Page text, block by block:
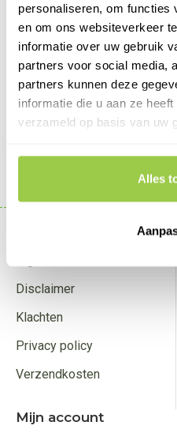
personaliseren, om functies
en om ons websiteverkeer
informatie over uw gebruik
partners voor social media,
partners kunnen deze
informatie die u aan ze
verzameld op basis van uw
Alles
€179,00
Weergeven 1 t/
Disclaimer
Klachten
Privacy policy
Verzendkosten
Mijn account